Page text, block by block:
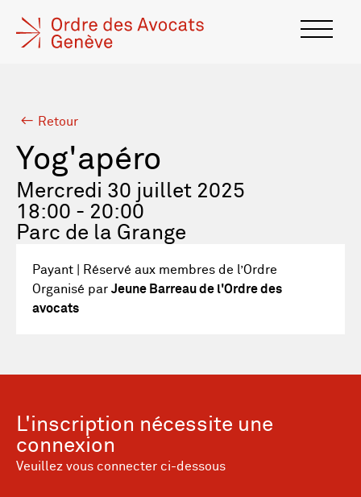
Retour
Yog'apéro
Mercredi 30 juillet 2025
18:00 - 20:00
Parc de la Grange
Payant | Réservé aux membres de l’Ordre
Organisé par Jeune Barreau de l'Ordre des
avocats
L'inscription nécessite une
connexion
Veuillez vous connecter ci-dessous